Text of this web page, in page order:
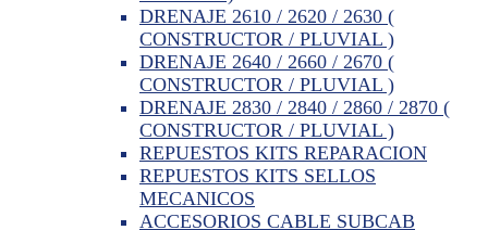
DRENAJE 2610 / 2620 / 2630 (
CONSTRUCTOR / PLUVIAL )
DRENAJE 2640 / 2660 / 2670 (
CONSTRUCTOR / PLUVIAL )
DRENAJE 2830 / 2840 / 2860 / 2870 (
CONSTRUCTOR / PLUVIAL )
REPUESTOS KITS REPARACION
REPUESTOS KITS SELLOS
MECANICOS
ACCESORIOS CABLE SUBCAB